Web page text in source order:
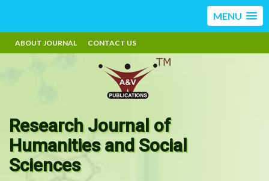
MENU
ABOUT JOURNAL CONTACT US
Research Journal of
Humanities and Social
Sciences